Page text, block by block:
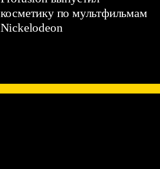
косметику по мультфильмам
Nickelodeon